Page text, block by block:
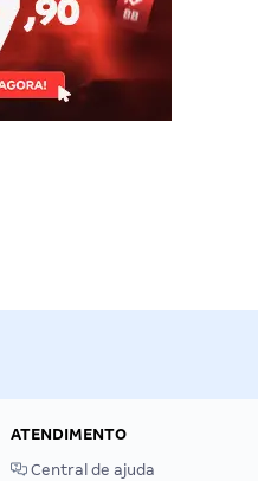
ATENDIMENTO
Central de ajuda